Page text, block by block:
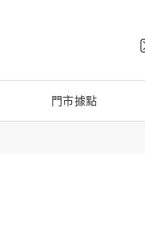
門市據點